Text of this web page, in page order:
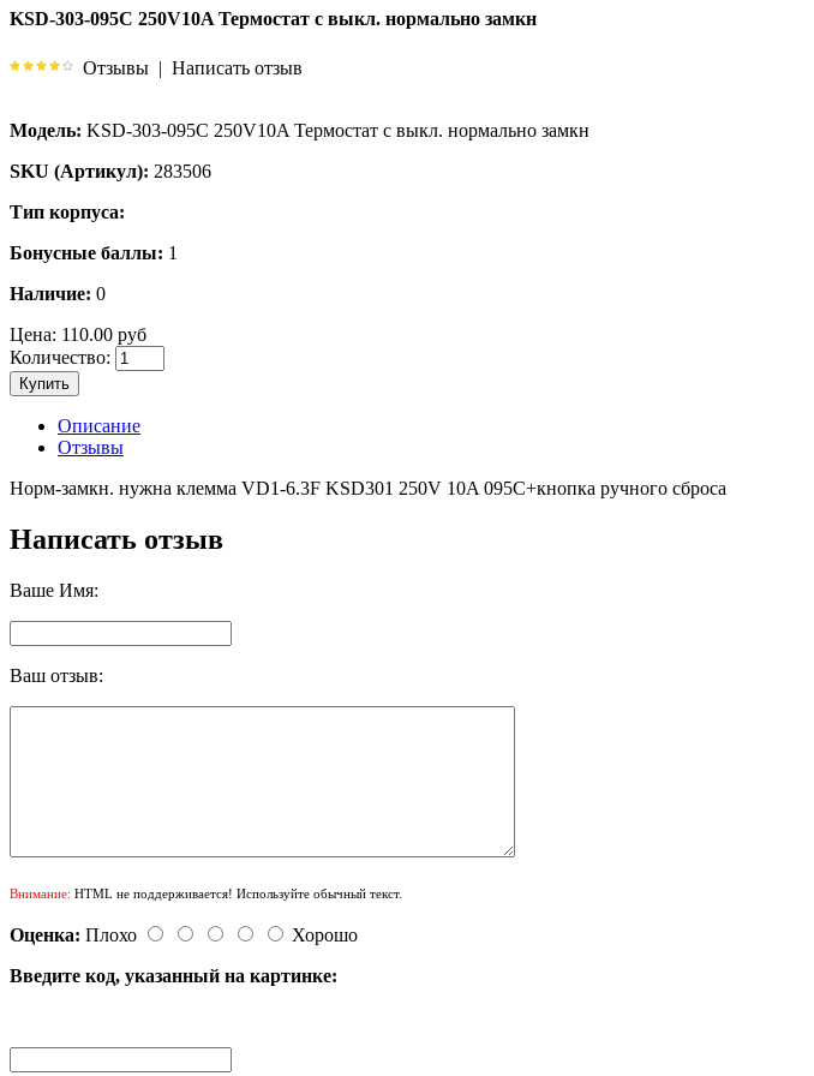
KSD-303-095C 250V10A Термостат с выкл. нормально замкн
Отзывы | Написать отзыв
Модель: KSD-303-095C 250V10A Термостат с выкл. нормально замкн
SKU (Артикул): 283506
Тип корпуса:
Бонусные баллы: 1
Наличие: 0
Цена: 110.00 руб
Количество:
Купить
Описание
Отзывы
Норм-замкн. нужна клемма VD1-6.3F KSD301 250V 10A 095C+кнопка ручного сброса
Написать отзыв
Ваше Имя:
Ваш отзыв:
Внимание: HTML не поддерживается! Используйте обычный текст.
Оценка: Плохо
Хорошо
Введите код, указанный на картинке: